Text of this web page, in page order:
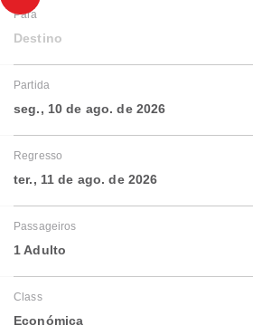
Para
Destino
Partida
seg., 10 de ago. de 2026
Regresso
ter., 11 de ago. de 2026
Passageiros
1 Adulto
Class
Económica